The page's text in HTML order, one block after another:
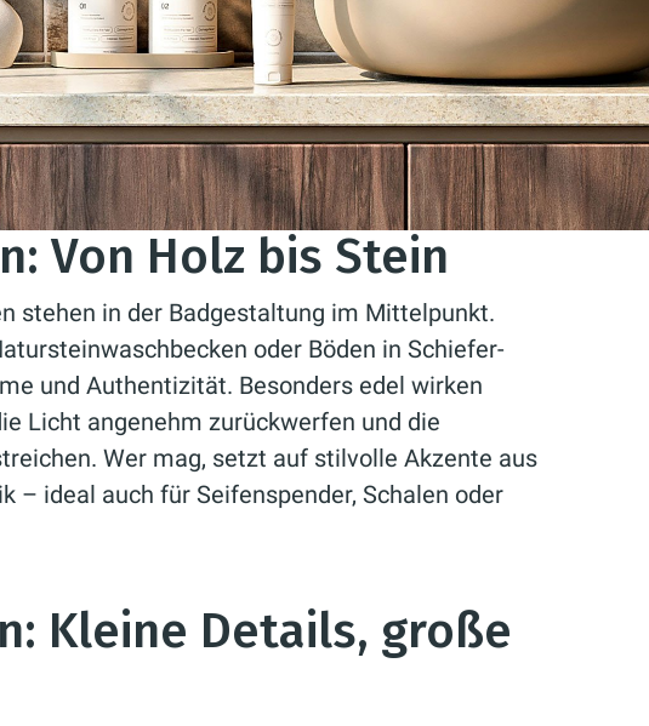
Von Holz bis Stein
stehen in der Badgestaltung im Mittelpunkt.
oder Böden in Schiefer-
und Authentizität. Besonders edel wirken
Licht angenehm zurückwerfen und die
Wer mag, setzt auf stilvolle Akzente aus
– ideal auch für Seifenspender, Schalen oder
Kleine Details, große